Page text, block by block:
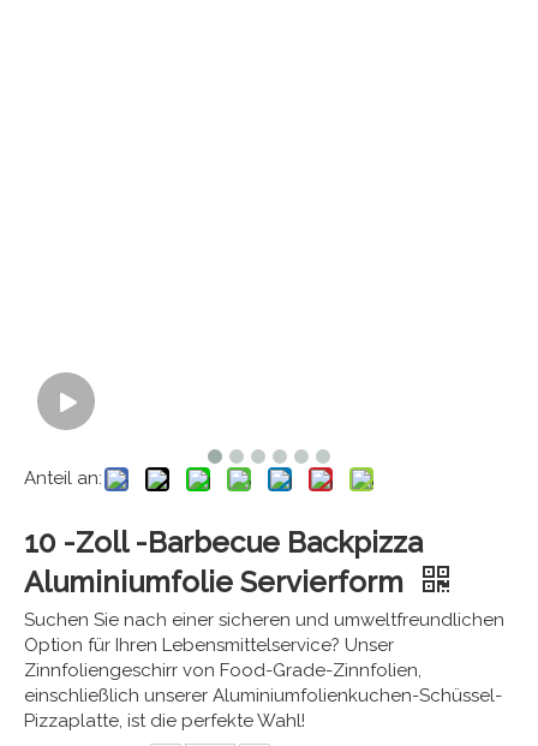
Anteil an:
10 -Zoll -Barbecue Backpizza
Aluminiumfolie Servierform
Suchen Sie nach einer sicheren und umweltfreundlichen
Option für Ihren Lebensmittelservice? Unser
Zinnfoliengeschirr von Food-Grade-Zinnfolien,
einschließlich unserer Aluminiumfolienkuchen-Schüssel-
Pizzaplatte, ist die perfekte Wahl!